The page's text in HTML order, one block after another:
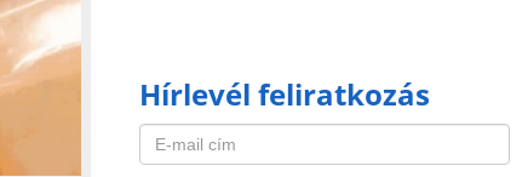
Hírlevél feliratkozás